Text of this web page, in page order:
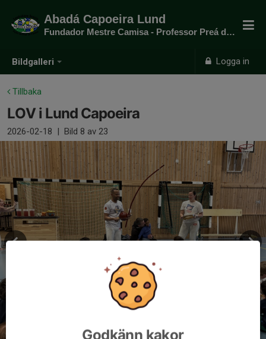
Bildgalleri Logga in
Abadá Capoeira Lund
Fundador Mestre Camisa - Professor Preá do mato
Tillbaka
LOV i Lund Capoeira
2026-02-18 | Bild 8 av 23
Godkänn kakor